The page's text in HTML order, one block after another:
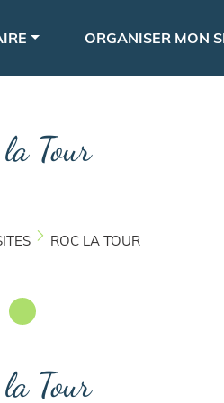
au
principal
ORGANISER MON
la Tour
ROC LA TOUR
la Tour